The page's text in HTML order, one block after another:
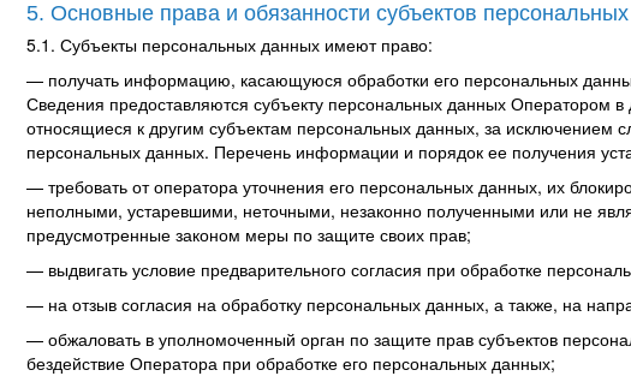
5. Основные права и обязанности субъектов
5.1. Субъекты персональных данных имеют право:
— получать информацию, касающуюся обработки его персональных
Сведения предоставляются субъекту персональных данных
относящиеся к другим субъектам персональных данных, за исключением
персональных данных. Перечень информации и порядок ее получения
— требовать от оператора уточнения его персональных данных, их
неполными, устаревшими, неточными, незаконно полученными или не
предусмотренные законом меры по защите своих прав;
— выдвигать условие предварительного согласия при обработке
— на отзыв согласия на обработку персональных данных, а также, на
— обжаловать в уполномоченный орган по защите прав субъектов
бездействие Оператора при обработке его персональных данных;